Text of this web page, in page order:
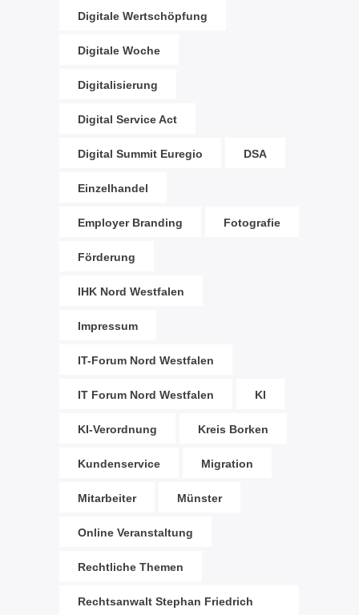
Digitale Wertschöpfung
Digitale Woche
Digitalisierung
Digital Service Act
Digital Summit Euregio DSA
Einzelhandel
Employer Branding Fotografie
Förderung
IHK Nord Westfalen
Impressum
IT-Forum Nord Westfalen
IT Forum Nord Westfalen KI
KI-Verordnung Kreis Borken
Kundenservice Migration
Mitarbeiter Münster
Online Veranstaltung
Rechtliche Themen
Rechtsanwalt Stephan Friedrich